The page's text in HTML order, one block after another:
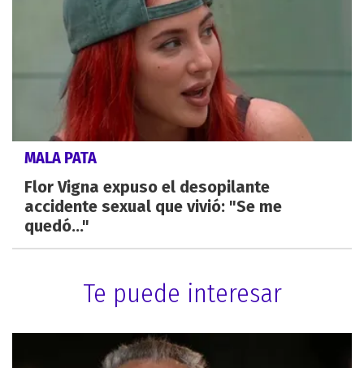
MALA PATA
Flor Vigna expuso el desopilante
accidente sexual que vivió: "Se me
quedó..."
Te puede interesar